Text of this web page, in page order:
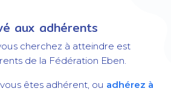
aux adhérents
cherchez à atteindre est
de la Fédération Eben.
êtes adhérent, ou adhérez à